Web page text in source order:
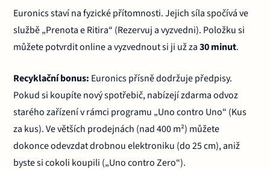
Euronics staví na fyzické přítomnosti. Jejich síla spočívá ve
službě „Prenota e Ritira“ (Rezervuj a vyzvedni). Položku si
můžete potvrdit online a vyzvednout si ji už za30 minut.
Recyklační bonus: Euronics přísně dodržuje předpisy.
Pokud si koupíte nový spotřebič, nabízejí zdarma odvoz
starého zařízení v rámci programu „Uno contro Uno“ (Kus
za kus). Ve větších prodejnách (nad 400 m²) můžete
dokonce odevzdat drobnou elektroniku (do 25 cm), aniž
byste si cokoli koupili („Uno contro Zero“).